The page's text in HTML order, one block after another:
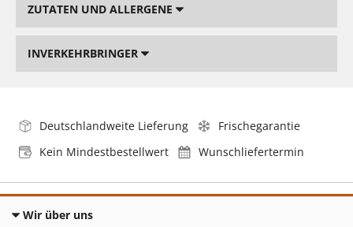
ZUTATEN UND ALLERGENE
INVERKEHRBRINGER
Deutschlandweite Lieferung
Frischegarantie
Kein Mindestbestellwert
Wunschliefertermin
Wir über uns